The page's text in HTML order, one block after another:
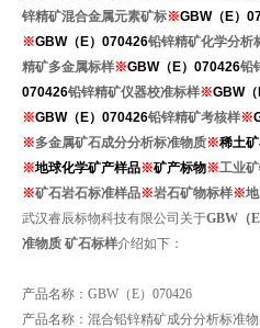
锌精矿混合金属元素矿标※GBW（E）
※GBW（E）070426铅锌精矿化学分析
精矿多金属标样※GBW（E）070426铅
070426铅锌精矿仪器校准标样※GBW
※GBW（E）070426铅锌精矿考核样※
※多金属矿石成分分析标准物质※稀土
※地球化学矿产样品※矿产标物※工业
※矿石岩石标准样品※岩石矿物标样※
武汉睿辰标物科技有限公司关于GBW（
准物质 矿石标样介绍如下：
产品名称：GBW（E）070426
产品名称：混合铅锌精矿成分分析标准